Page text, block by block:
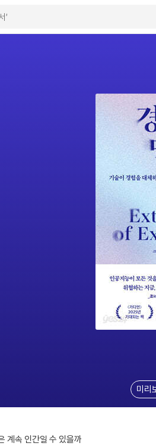
미리
계속 인간일 수 있을까